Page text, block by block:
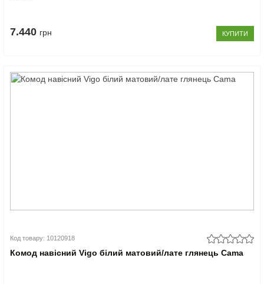
7.440 грн КУПИТИ
Код товару: 10120918
Комод навісний Vigo білий матовий/лате глянець Cama